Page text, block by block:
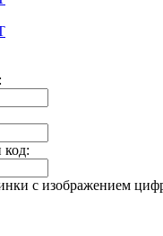
:
с изображением